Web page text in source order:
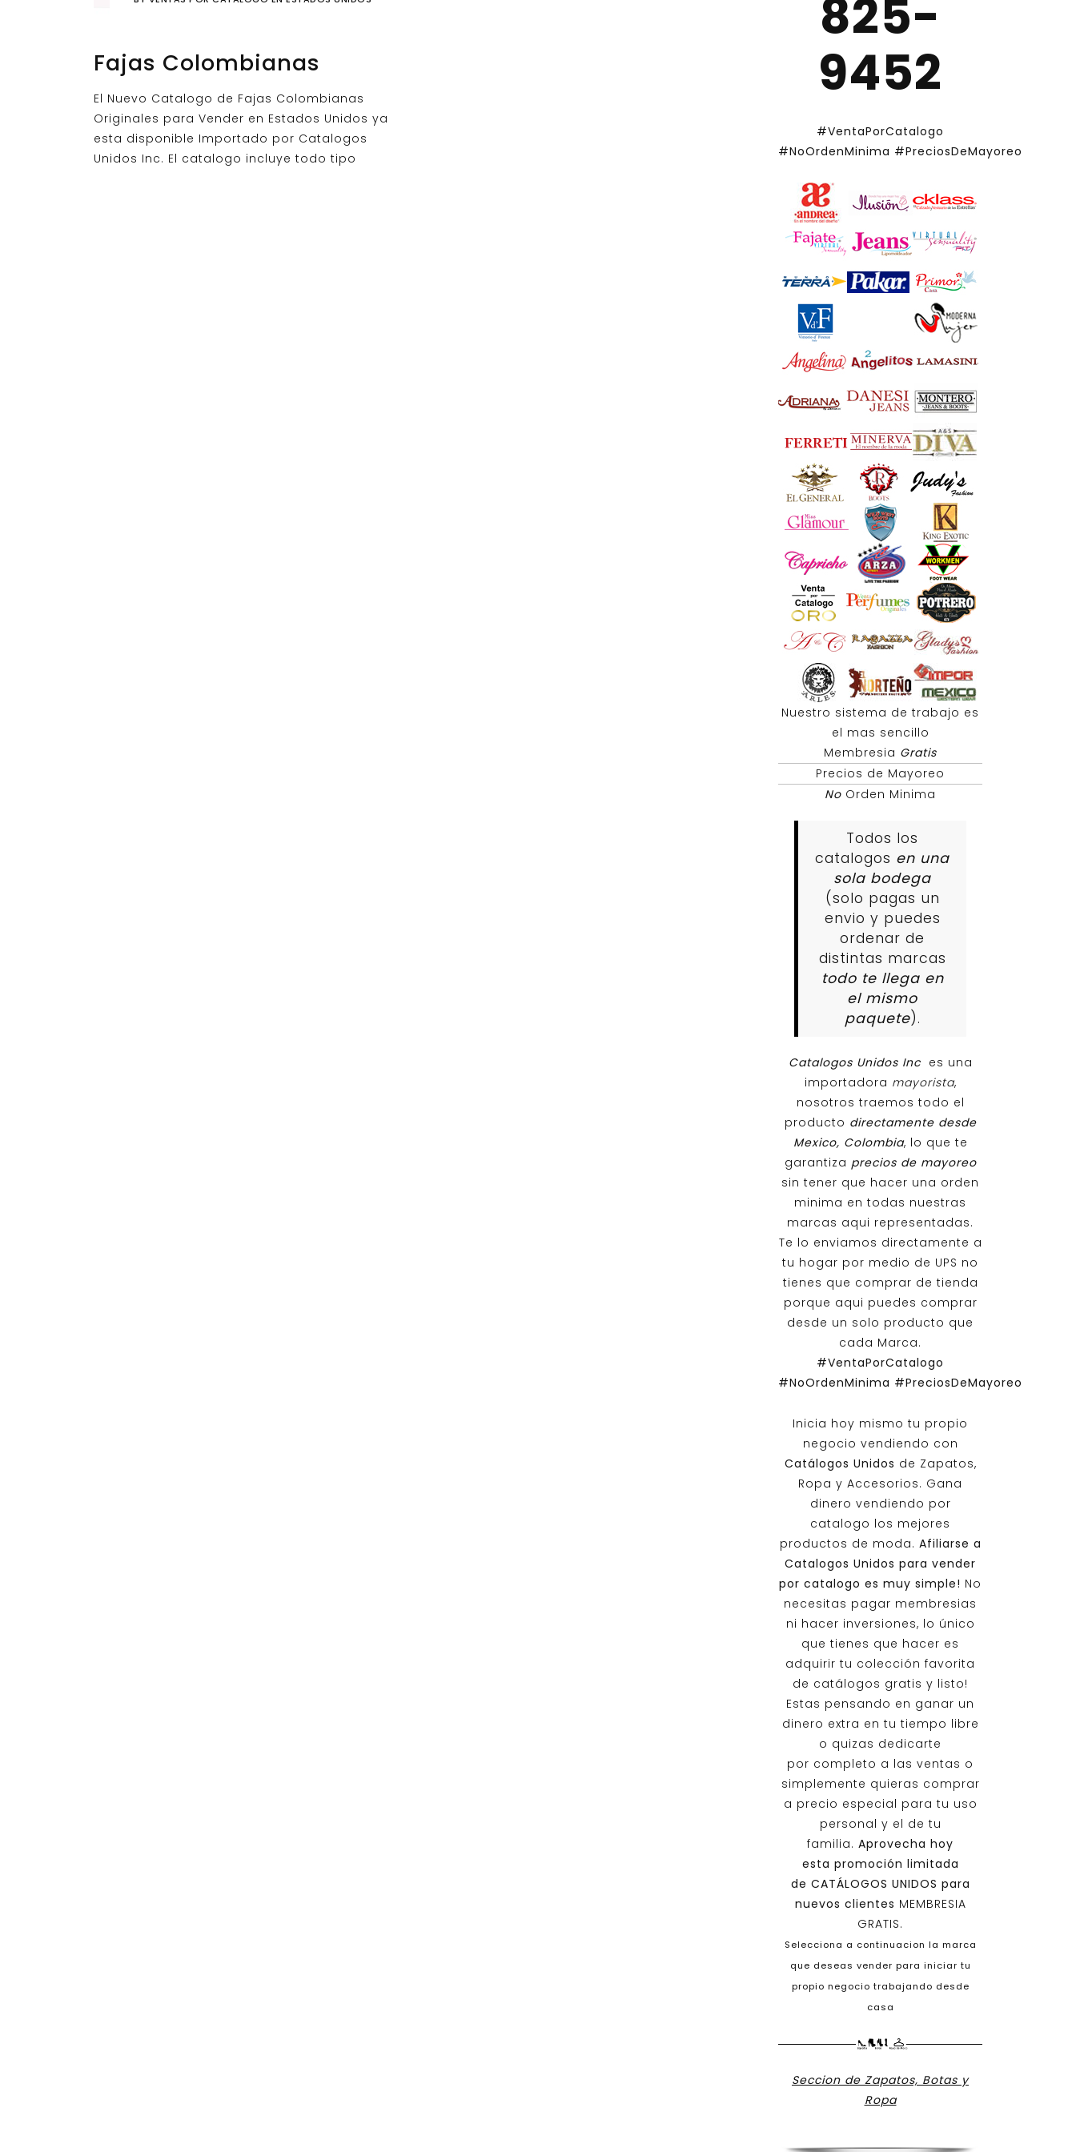
Fajas Colombianas
El Nuevo Catalogo de Fajas Colombianas
Originales para Vender en Estados Unidos ya
esta disponible Importado por Catalogos
Unidos Inc. El catalogo incluye todo tipo
825-
9452
#VentaPorCatalogo
#NoOrdenMinima #PreciosDeMayoreo
Nuestro sistema de trabajo es
el mas sencillo
Membresia Gratis
Precios de Mayoreo
No Orden Minima
Todos los
catalogos en una
sola bodega
(solo pagas un
envio y puedes
ordenar de
distintas marcas
todo te llega en
el mismo
paquete).
Catalogos Unidos Inc es una
importadora mayorista,
nosotros traemos todo el
producto directamente desde
Mexico, Colombia, lo que te
garantiza precios de mayoreo
sin tener que hacer una orden
minima en todas nuestras
marcas aqui representadas.
Te lo enviamos directamente a
tu hogar por medio de UPS no
tienes que comprar de tienda
porque aqui puedes comprar
desde un solo producto que
cada Marca.
#VentaPorCatalogo
#NoOrdenMinima #PreciosDeMayoreo
Inicia hoy mismo tu propio
negocio vendiendo con
Catálogos Unidos de Zapatos,
Ropa y Accesorios. Gana
dinero vendiendo por
catalogo los mejores
productos de moda. Afiliarse a
Catalogos Unidos para vender
por catalogo es muy simple! No
necesitas pagar membresias
ni hacer inversiones, lo único
que tienes que hacer es
adquirir tu colección favorita
de catálogos gratis y listo!
Estas pensando en ganar un
dinero extra en tu tiempo libre
o quizas dedicarte
por completo a las ventas o
simplemente quieras comprar
a precio especial para tu uso
personal y el de tu
familia. Aprovecha hoy
esta promoción limitada
de CATÁLOGOS UNIDOS para
nuevos clientes MEMBRESIA
GRATIS.
Selecciona a continuacion la marca
que deseas vender para iniciar tu
propio negocio trabajando desde
casa
Seccion de Zapatos, Botas y
Ropa